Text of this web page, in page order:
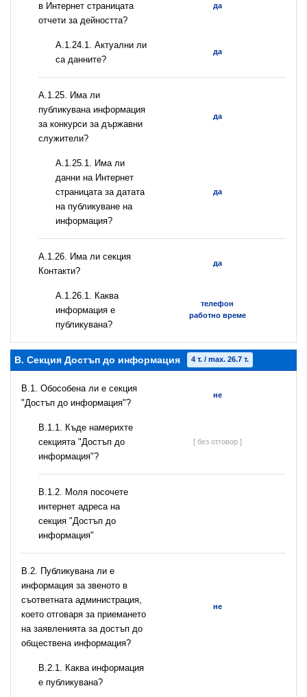
в Интернет страницата
отчети за дейността?
да
A.1.24.1. Актуални ли
са данните?
да
А.1.25. Има ли
публикувана информация
за конкурси за държавни
служители?
да
A.1.25.1. Има ли
данни на Интернет
страницата за датата
на публикуване на
информация?
да
А.1.26. Има ли секция
Контакти?
да
А.1.26.1. Каква
информация е
публикувана?
телефон
работно време
B. Секция Достъп до информация 4 т. / max. 26.7 т.
В.1. Обособена ли е секция
"Достъп до информация"?
не
В.1.1. Къде намерихте
секцията "Достъп до
информация"?
[ без отговор ]
B.1.2. Моля посочете
интернет адреса на
секция "Достъп до
информация"
В.2. Публикувана ли е
информация за звеното в
съответната администрация,
което отговаря за приемането
на заявленията за достъп до
обществена информация?
не
B.2.1. Каква информация
е публикувана?